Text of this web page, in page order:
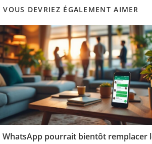
VOUS DEVRIEZ ÉGALEMENT AIMER
WhatsApp pourrait bientôt remplacer